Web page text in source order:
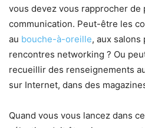
vous devez vous rapprocher de
communication. Peut-être les
au bouche-à-oreille, aux
rencontres networking ? Ou
recueillir des renseignements
sur Internet, dans des
Quand vous vous lancez dans